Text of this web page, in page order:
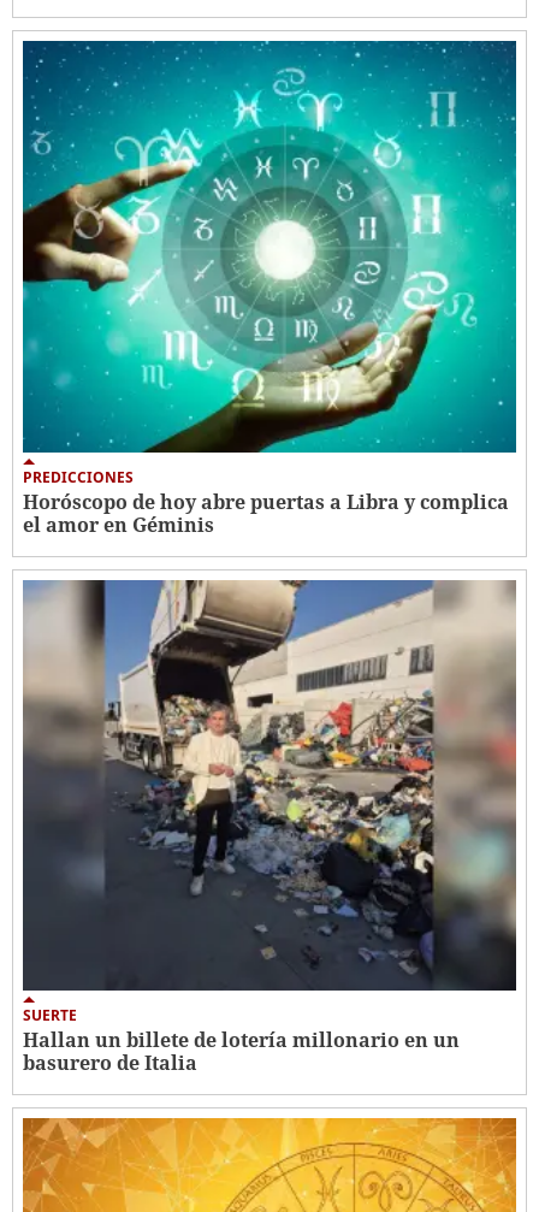
PREDICCIONES
Horóscopo de hoy abre puertas a Libra y complica
el amor en Géminis
SUERTE
Hallan un billete de lotería millonario en un
basurero de Italia